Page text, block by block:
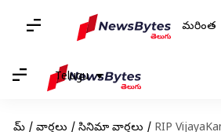
మరింత
Telugu
హోమ్ / వార్తలు / సినిమా వార్తలు / RIP VijayaKanth: విజయ కాంత్